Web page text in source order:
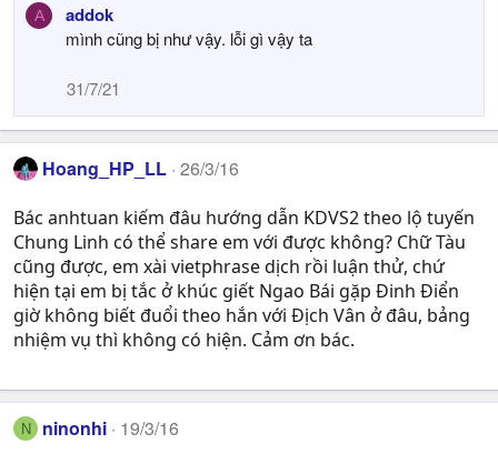
A addok
mình cũng bị như vậy. lỗi gì vậy ta
31/7/21
Hoang_HP_LL 26/3/16
Bác anhtuan kiếm đâu hướng dẫn KDVS2 theo lộ tuyến
Chung Linh có thể share em với được không? Chữ Tàu
cũng được, em xài vietphrase dịch rồi luận thử, chứ
hiện tại em bị tắc ở khúc giết Ngao Bái gặp Đinh Điển
giờ không biết đuổi theo hắn với Địch Vân ở đâu, bảng
nhiệm vụ thì không có hiện. Cảm ơn bác.
N ninonhi 19/3/16